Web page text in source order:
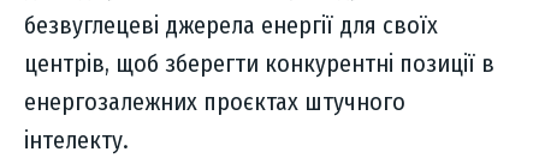
безвуглецеві джерела енергії для своїх
центрів, щоб зберегти конкурентні позиції в
енергозалежних проєктах штучного
інтелекту.